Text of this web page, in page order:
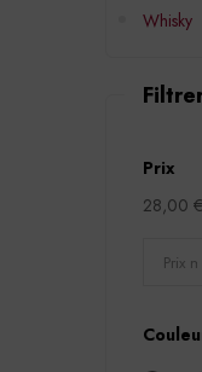
Whisky
Prix
28,00